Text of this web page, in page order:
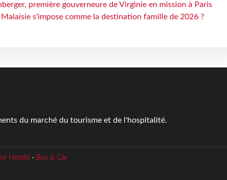
première gouverneure de Virginie en mission à Paris
s'impose comme la destination famille de 2026 ?
du marché du tourisme et de l'hospitalité.
Hebdo· Bus & Car